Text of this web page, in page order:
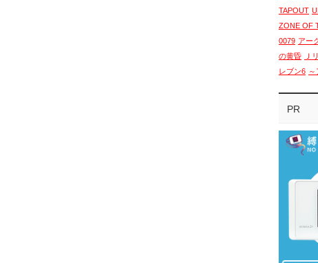
TAPOUT
ZONE OF
0079 アー
の黄昏
Ｊ
レブン6
PR